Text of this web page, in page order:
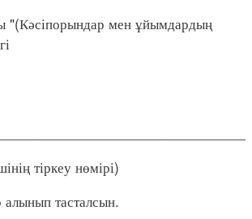
мен ұйымдардың
тіркеу нөмірі)
тасталсын.